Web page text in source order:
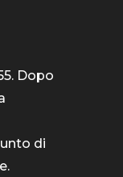
Dopo
di
.